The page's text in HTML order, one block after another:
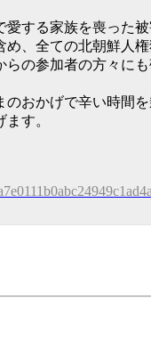
する家族を喪った
、全ての北朝鮮人
の参加者の方々にも
おかげで辛い時間
す。